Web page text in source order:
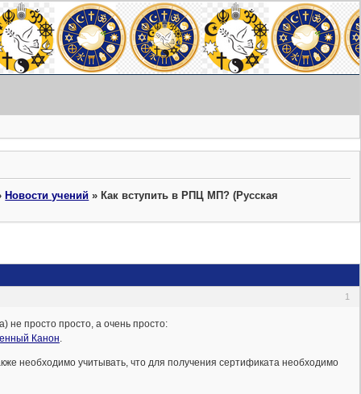
Новости учений »Как вступить в РПЦ МП? (Русская
1
не просто просто, а очень просто:
Канон.
необходимо учитывать, что для получения сертификата необходимо